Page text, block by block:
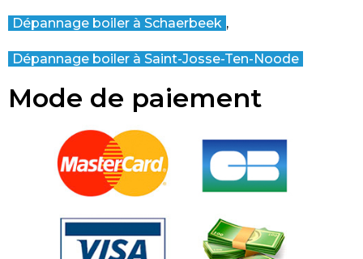
Mode de paiement
Dépannage boiler à Schaerbeek ,
Dépannage boiler à Saint-Josse-Ten-Noode